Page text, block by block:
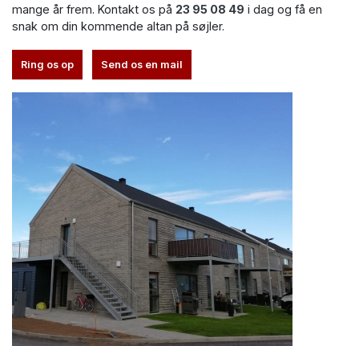
mange år frem. Kontakt os på 23 95 08 49 i dag og få en
snak om din kommende altan på søjler.
Ring os op Send os en mail